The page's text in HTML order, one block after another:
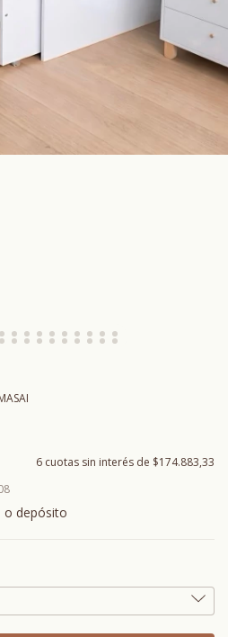
6 cuotas sin interés de $174.883,33
o depósito